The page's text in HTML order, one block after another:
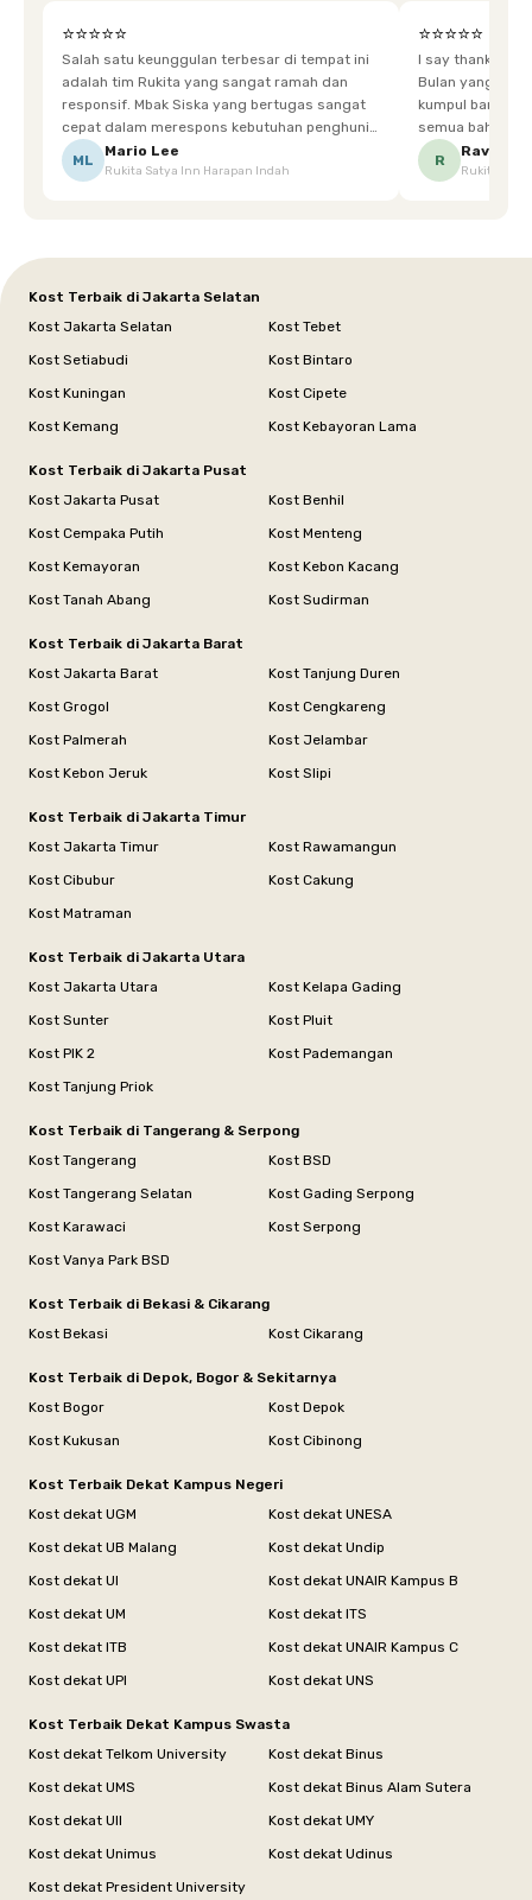
⭐⭐⭐⭐⭐
Salah satu keunggulan terbesar di tempat ini
adalah tim Rukita yang sangat ramah dan
responsif. Mbak Siska yang bertugas sangat
cepat dalam merespons kebutuhan penghuni.
Ketika saya meminta keset karena sempat
terpeleset, permintaan tersebut langsung
ML
Mario Lee
Rukita Satya Inn Harapan Indah
⭐⭐⭐⭐⭐
I say thankyou
Bulan yang super happy! banyak
kumpul bareng
semua bahagia
mgkn saran dari air aja & kebersihan lebih di
R
Ravena
Rukita
Kost Terbaik di Jakarta Selatan
Kost Jakarta Selatan
Kost Tebet
Kost Setiabudi
Kost Bintaro
Kost Kuningan
Kost Cipete
Kost Kemang
Kost Kebayoran Lama
Kost Terbaik di Jakarta Pusat
Kost Jakarta Pusat
Kost Benhil
Kost Cempaka Putih
Kost Menteng
Kost Kemayoran
Kost Kebon Kacang
Kost Tanah Abang
Kost Sudirman
Kost Terbaik di Jakarta Barat
Kost Jakarta Barat
Kost Tanjung Duren
Kost Grogol
Kost Cengkareng
Kost Palmerah
Kost Jelambar
Kost Kebon Jeruk
Kost Slipi
Kost Terbaik di Jakarta Timur
Kost Jakarta Timur
Kost Rawamangun
Kost Cibubur
Kost Cakung
Kost Matraman
Kost Terbaik di Jakarta Utara
Kost Jakarta Utara
Kost Kelapa Gading
Kost Sunter
Kost Pluit
Kost PIK 2
Kost Pademangan
Kost Tanjung Priok
Kost Terbaik di Tangerang & Serpong
Kost Tangerang
Kost BSD
Kost Tangerang Selatan
Kost Gading Serpong
Kost Karawaci
Kost Serpong
Kost Vanya Park BSD
Kost Terbaik di Bekasi & Cikarang
Kost Bekasi
Kost Cikarang
Kost Terbaik di Depok, Bogor & Sekitarnya
Kost Bogor
Kost Depok
Kost Kukusan
Kost Cibinong
Kost Terbaik Dekat Kampus Negeri
Kost dekat UGM
Kost dekat UNESA
Kost dekat UB Malang
Kost dekat Undip
Kost dekat UI
Kost dekat UNAIR Kampus B
Kost dekat UM
Kost dekat ITS
Kost dekat ITB
Kost dekat UNAIR Kampus C
Kost dekat UPI
Kost dekat UNS
Kost Terbaik Dekat Kampus Swasta
Kost dekat Telkom University
Kost dekat Binus
Kost dekat UMS
Kost dekat Binus Alam Sutera
Kost dekat UII
Kost dekat UMY
Kost dekat Unimus
Kost dekat Udinus
Kost dekat President University